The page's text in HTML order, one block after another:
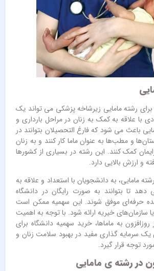
رشته مامایی زیرشاخه پزشکی می ‌تواند یک
با علاقه به کمک به زنان در مراحل بارداری و
باعث می‌ شود که فارغ ‌التحصیلان بتوانند در
و مطب‌ها به عنوان ماما کار کنند و به زنان
کمک کنند. این رشته در بسیاری از کشورها
و ارزش بالایی دارد.
مامایی، به دانشجویان با استعداد و علاقه به
تا بتوانند به صورت رایگان در دانشگاه
حرفه‌ای موفق شوند. این سهمیه ممکن است
سازمان‌های خیریه ارائه شود. با توجه به اهمیت
به ماماها، خرید سهمیه دانشگاه برای
یک سرمایه ‌گذاری مفید در بهبود سلامت زنان و
توجه قرار گیرد.
در رشته ی مامایی